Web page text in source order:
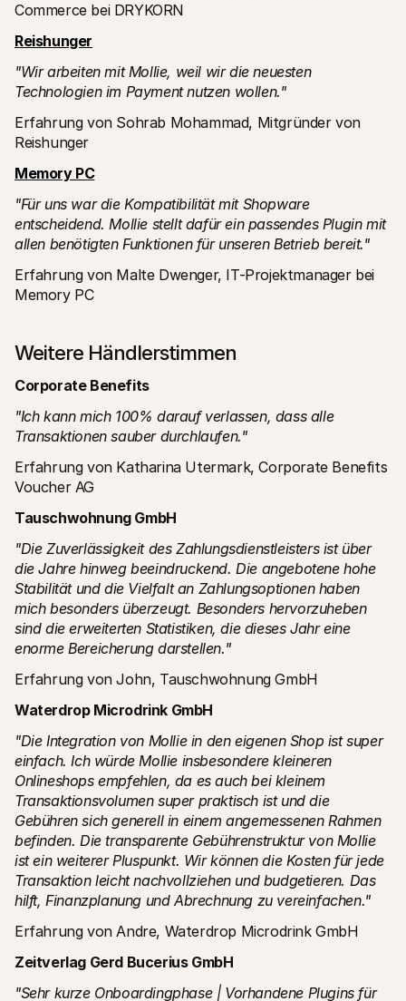
Commerce bei DRYKORN
Reishunger
"Wir arbeiten mit Mollie, weil wir die neuesten
Technologien im Payment nutzen wollen."
Erfahrung von Sohrab Mohammad, Mitgründer von
Reishunger
Memory PC
"Für uns war die Kompatibilität mit Shopware
entscheidend. Mollie stellt dafür ein passendes Plugin mit
allen benötigten Funktionen für unseren Betrieb bereit."
Erfahrung von Malte Dwenger, IT-Projektmanager bei
Memory PC
Weitere Händlerstimmen
Corporate Benefits
"Ich kann mich 100% darauf verlassen, dass alle
Transaktionen sauber durchlaufen."
Erfahrung von Katharina Utermark, Corporate Benefits
Voucher AG
Tauschwohnung GmbH
"Die Zuverlässigkeit des Zahlungsdienstleisters ist über
die Jahre hinweg beeindruckend. Die angebotene hohe
Stabilität und die Vielfalt an Zahlungsoptionen haben
mich besonders überzeugt. Besonders hervorzuheben
sind die erweiterten Statistiken, die dieses Jahr eine
enorme Bereicherung darstellen."
Erfahrung von John, Tauschwohnung GmbH
Waterdrop Microdrink GmbH
"Die Integration von Mollie in den eigenen Shop ist super
einfach. Ich würde Mollie insbesondere kleineren
Onlineshops empfehlen, da es auch bei kleinem
Transaktionsvolumen super praktisch ist und die
Gebühren sich generell in einem angemessenen Rahmen
befinden. Die transparente Gebührenstruktur von Mollie
ist ein weiterer Pluspunkt. Wir können die Kosten für jede
Transaktion leicht nachvollziehen und budgetieren. Das
hilft, Finanzplanung und Abrechnung zu vereinfachen."
Erfahrung von Andre, Waterdrop Microdrink GmbH
Zeitverlag Gerd Bucerius GmbH
"Sehr kurze Onboardingphase | Vorhandene Plugins für